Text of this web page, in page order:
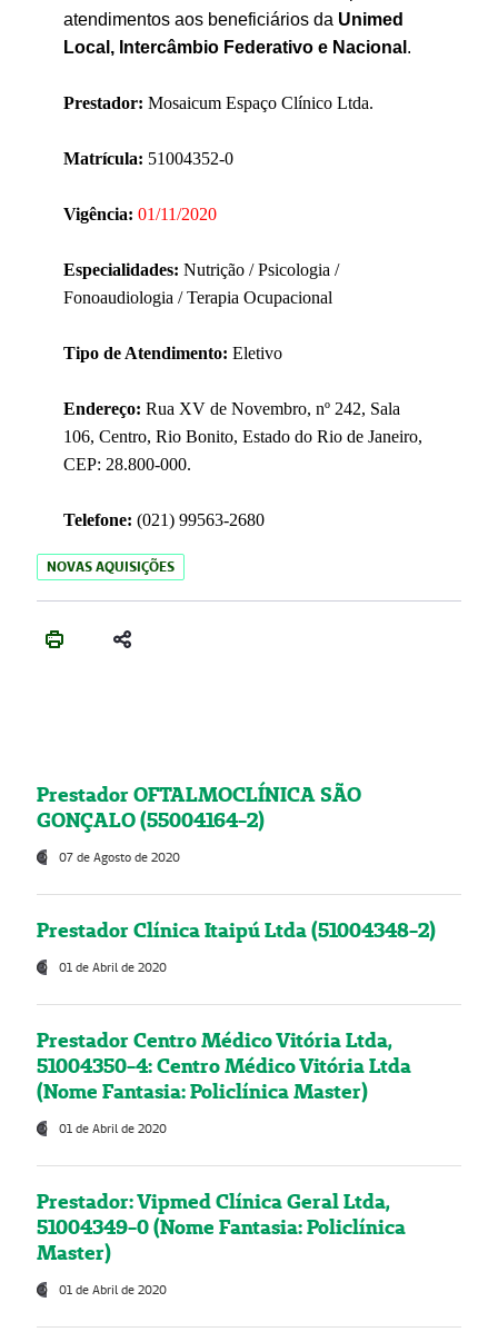
atendimentos aos beneficiários da Unimed
Local, Intercâmbio Federativo e Nacional .
Prestador: Mosaicum Espaço Clínico Ltda.
Matrícula: 51004352-0
Vigência: 01/11/2020
Especialidades: Nutrição / Psicologia /
Fonoaudiologia / Terapia Ocupacional
Tipo de Atendimento: Eletivo
Endereço: Rua XV de Novembro, nº 242, Sala
106, Centro, Rio Bonito, Estado do Rio de Janeiro,
CEP: 28.800-000.
Telefone: (021) 99563-2680
NOVAS AQUISIÇÕES
Prestador OFTALMOCLÍNICA SÃO
GONÇALO (55004164-2)
07 de Agosto de 2020
Prestador Clínica Itaipú Ltda (51004348-2)
01 de Abril de 2020
Prestador Centro Médico Vitória Ltda,
51004350-4: Centro Médico Vitória Ltda
(Nome Fantasia: Policlínica Master)
01 de Abril de 2020
Prestador: Vipmed Clínica Geral Ltda,
51004349-0 (Nome Fantasia: Policlínica
Master)
01 de Abril de 2020